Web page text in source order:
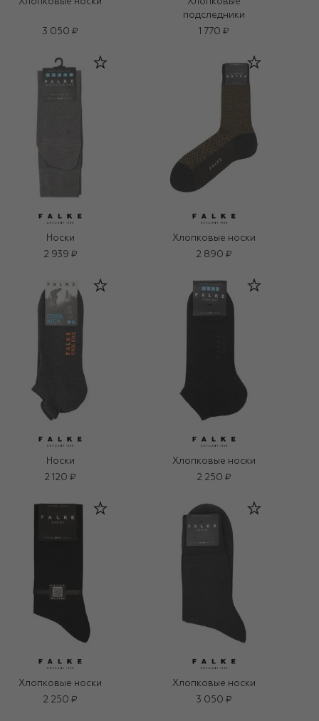
3 050 ₽
подследники
1 770 ₽
Носки
2 939 ₽
Хлопковые носки
2 890 ₽
Носки
2 120 ₽
Хлопковые носки
2 250 ₽
Хлопковые носки
2 250 ₽
Хлопковые носки
3 050 ₽